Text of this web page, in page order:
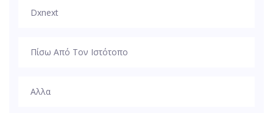
Dxnext
Πίσω Από Τον Ιστότοπο
Αλλα